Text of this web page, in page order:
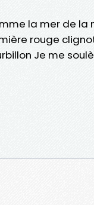
la mer de la
rouge
Je me